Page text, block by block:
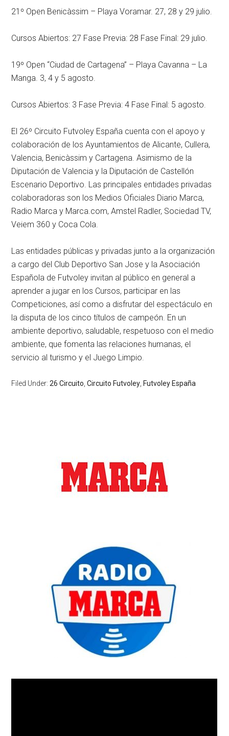
21º Open Benicàssim – Playa Voramar. 27, 28 y 29 julio.
Cursos Abiertos: 27 Fase Previa: 28 Fase Final: 29 julio.
19º Open “Ciudad de Cartagena” – Playa Cavanna – La
Manga. 3, 4 y 5 agosto.
Cursos Abiertos: 3 Fase Previa: 4 Fase Final: 5 agosto.
El 26º Circuito Futvoley España cuenta con el apoyo y
colaboración de los Ayuntamientos de Alicante, Cullera,
Valencia, Benicàssim y Cartagena. Asimismo de la
Diputación de Valencia y la Diputación de Castellón
Escenario Deportivo. Las principales entidades privadas
colaboradoras son los Medios Oficiales Diario Marca,
Radio Marca y Marca.com, Amstel Radler, Sociedad TV,
Veiem 360 y Coca Cola.
Las entidades públicas y privadas junto a la organización
a cargo del Club Deportivo San Jose y la Asociación
Española de Futvoley invitan al público en general a
aprender a jugar en los Cursos, participar en las
Competiciones, así como a disfrutar del espectáculo en
la disputa de los cinco títulos de campeón. En un
ambiente deportivo, saludable, respetuoso con el medio
ambiente, que fomenta las relaciones humanas, el
servicio al turismo y el Juego Limpio.
Filed Under:26 Circuito ,Circuito Futvoley Futvoley España